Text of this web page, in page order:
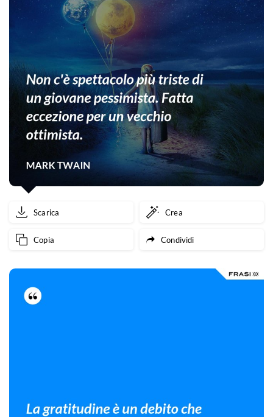
Scarica Crea
Copia Condividi